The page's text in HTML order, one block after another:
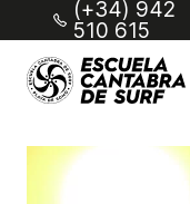
(+34) 942
510 615